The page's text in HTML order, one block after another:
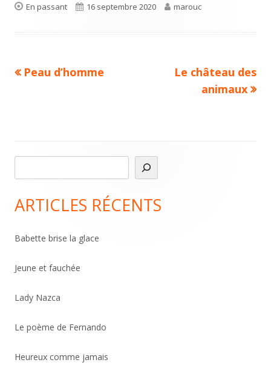
Format
En passant
Published
16 septembre 2020 Author
marouc
Navigation
Previous
Peau d’homme
Next
article:
Le château des
animaux
Sidebar
e
h
c
e
ARTICLES RÉCENTS
Babette brise la glace
Jeune et fauchée
Lady Nazca
Le poème de Fernando
Heureux comme jamais